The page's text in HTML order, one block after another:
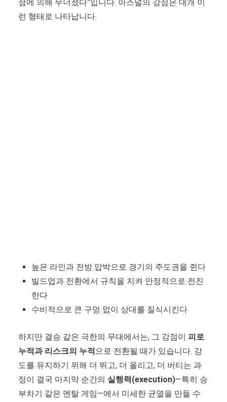
점에 의해 무너졌다”입니다. 아스널의 강점은 대개 이
런 형태로 나타납니다.
높은 라인과 전방 압박으로 경기의 주도권을 쥔다
빌드업과 전환에서 규칙을 지켜 안정적으로 전진
한다
수비적으로 큰 구멍 없이 상대를 질식시킨다
하지만 결승 같은 극한의 무대에서는, 그 강점이 피로
누적과 리스크의 누적으로 전환될 때가 있습니다. 강
도를 유지하기 위해 더 뛰고, 더 올리고, 더 버티는 과
정이 결국 마지막 순간의 실행력(execution)—특히 승
부차기 같은 멘탈 게임—에서 미세한 균열을 만들 수